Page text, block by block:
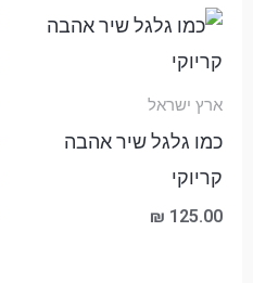
ארץ ישראל
כמו גלגל שיר אהבה
קריוקי
₪ 125.00